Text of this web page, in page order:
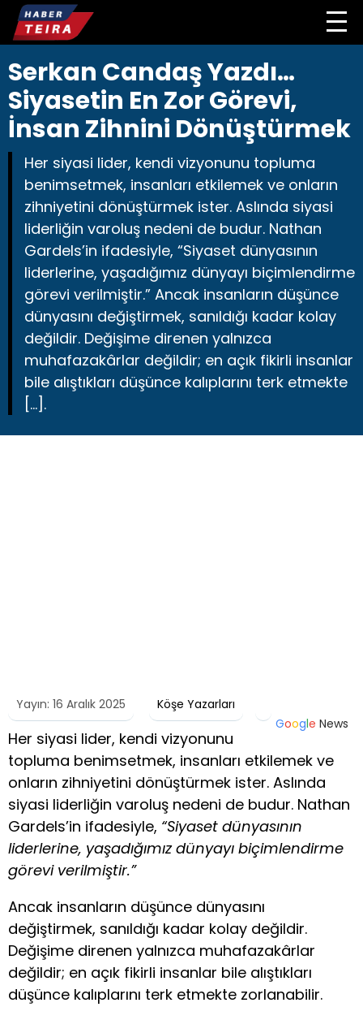
Serkan Candaş Yazdı…
Siyasetin En Zor Görevi,
İnsan Zihnini Dönüştürmek
Her siyasi lider, kendi vizyonunu topluma
benimsetmek, insanları etkilemek ve onların
zihniyetini dönüştürmek ister. Aslında siyasi
liderliğin varoluş nedeni de budur. Nathan
Gardels’in ifadesiyle, “Siyaset dünyasının
liderlerine, yaşadığımız dünyayı biçimlendirme
görevi verilmiştir.” Ancak insanların düşünce
dünyasını değiştirmek, sanıldığı kadar kolay
değildir. Değişime direnen yalnızca
muhafazakârlar değildir; en açık fikirli insanlar
bile alıştıkları düşünce kalıplarını terk etmekte
[…].
Yayın: 16 Aralık 2025
Köşe Yazarları
Google News
Her siyasi lider, kendi vizyonunu
topluma benimsetmek, insanları etkilemek ve
onların zihniyetini dönüştürmek ister. Aslında
siyasi liderliğin varoluş nedeni de budur. Nathan
Gardels’in ifadesiyle, “Siyaset dünyasının
liderlerine, yaşadığımız dünyayı biçimlendirme
görevi verilmiştir.”
Ancak insanların düşünce dünyasını
değiştirmek, sanıldığı kadar kolay değildir.
Değişime direnen yalnızca muhafazakârlar
değildir; en açık fikirli insanlar bile alıştıkları
düşünce kalıplarını terk etmekte zorlanabilir.